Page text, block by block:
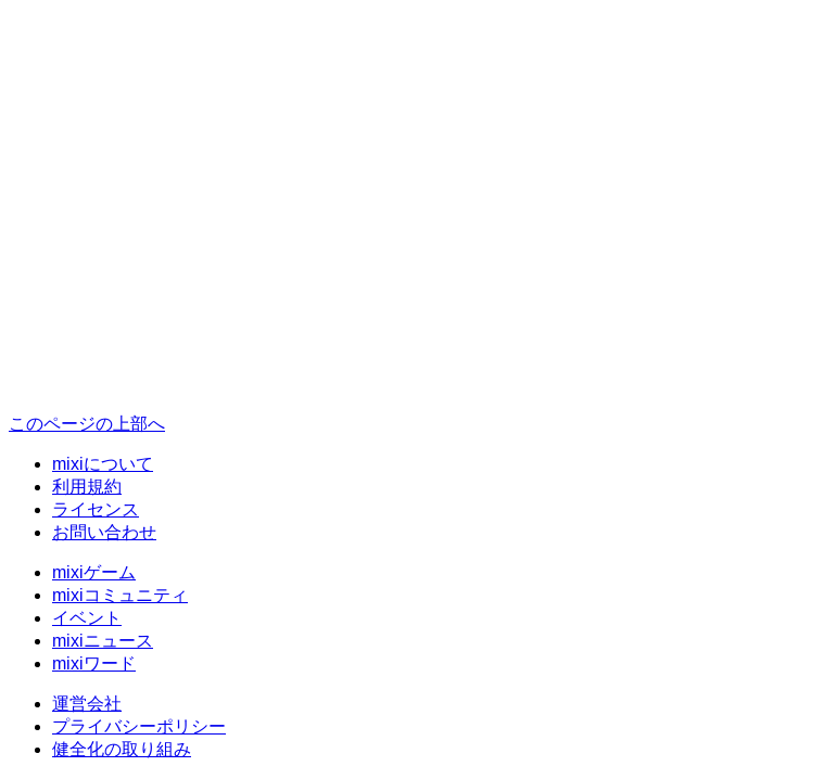
このページの上部へ
mixiについて
利用規約
ライセンス
お問い合わせ
mixiゲーム
mixiコミュニティ
イベント
mixiニュース
mixiワード
運営会社
プライバシーポリシー
健全化の取り組み